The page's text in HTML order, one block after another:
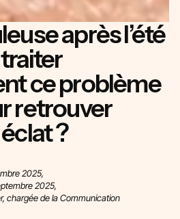
après l’été
ce problème
retrouver
?
2025,
2025,
chargée de la Communication